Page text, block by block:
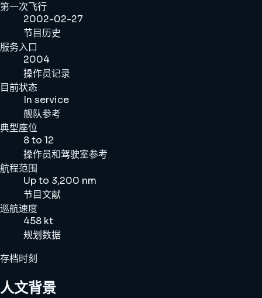
第一次飞行
2002-02-27
节目历史
服务入口
2004
操作员记录
目前状态
In service
舰队参考
典型座位
8 to 12
操作员和驾驶室参考
航程范围
Up to 3,200 nm
节目文献
巡航速度
458 kt
规划数据
存档时刻
人文背景